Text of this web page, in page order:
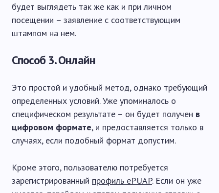
будет выглядеть так же как и при личном
посещении – заявление с соответствующим
штампом на нем.
Способ 3. Онлайн
Это простой и удобный метод, однако требующий
определенных условий. Уже упоминалось о
специфическом результате – он будет получен в
цифровом формате, и предоставляется только в
случаях, если подобный формат допустим.
Кроме этого, пользователю потребуется
зарегистрированный профиль ePUAP. Если он уже